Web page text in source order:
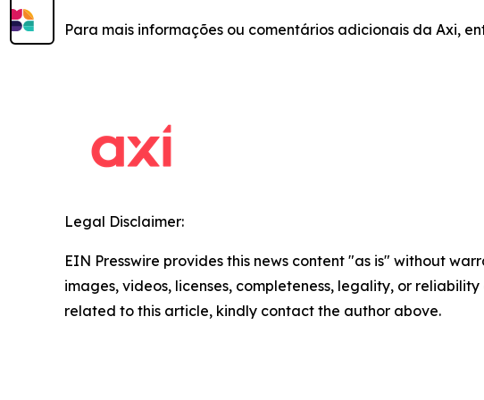
Para mais informações ou comentários adicionais da Axi,
Legal Disclaimer:
EIN Presswire provides this news content "as is" without
images, videos, licenses, completeness, legality, or
related to this article, kindly contact the author above.